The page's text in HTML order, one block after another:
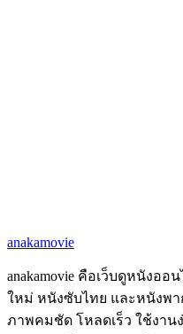
anakamovie
anakamovie คือเว็บดูหนังอ
ใหม่ หนังซับไทย และหนังพา
ภาพคมชัด โหลดเร็ว ใช้งาน